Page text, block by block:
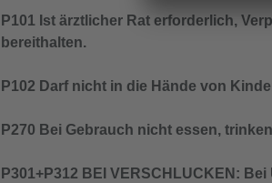
P101 Ist ärztlicher Rat erforderlich,
bereithalten.
P102 Darf nicht in die Hände von
P270 Bei Gebrauch nicht essen,
P301+P312 BEI VERSCHLUCKEN: